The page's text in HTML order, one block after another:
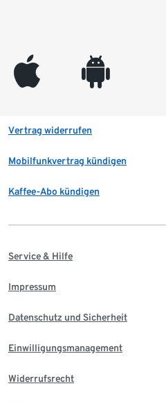
appleinc android
Vertrag widerrufen
Mobilfunkvertrag kündigen
Kaffee-Abo kündigen
Service & Hilfe
Impressum
Datenschutz und Sicherheit
Einwilligungsmanagement
Widerrufsrecht